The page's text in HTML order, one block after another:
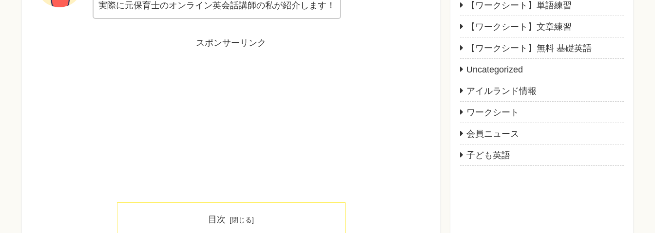
実際に元保育士のオンライン英会話講師の私が紹介します！
スポンサーリンク
目次
【ワークシート】単語練習
【ワークシート】文章練習
【ワークシート】無料 基礎英語
Uncategorized
アイルランド情報
ワークシート
会員ニュース
子ども英語